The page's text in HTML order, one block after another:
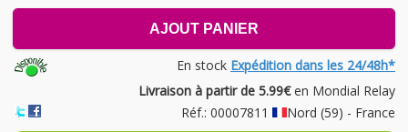
AJOUT PANIER
En stock Expédition dans les 24/48h*
Livraison à partir de 5.99€en Mondial Relay
Réf.: 00007811
Nord (59) - France